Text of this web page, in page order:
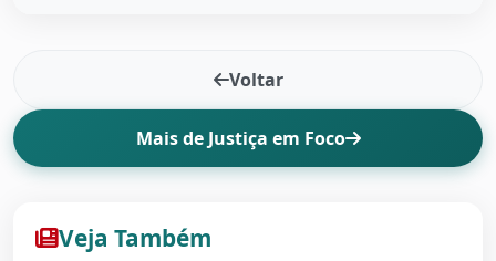
Voltar
Mais de Justiça em Foco
Veja Também